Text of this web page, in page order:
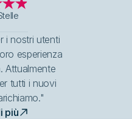
i nostri utenti
esperienza
Attualmente
tutti i nuovi
più